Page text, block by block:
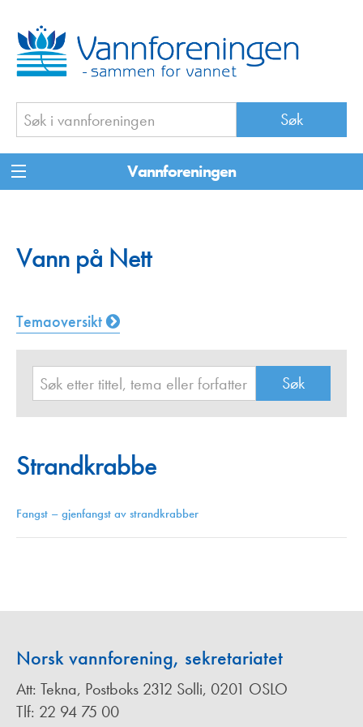
Vannforeningen
Vann på Nett
Temaoversikt
Strandkrabbe
Fangst – gjenfangst av strandkrabber
Norsk vannforening, sekretariatet
Att: Tekna, Postboks 2312 Solli, 0201 OSLO
Tlf: 22 94 75 00